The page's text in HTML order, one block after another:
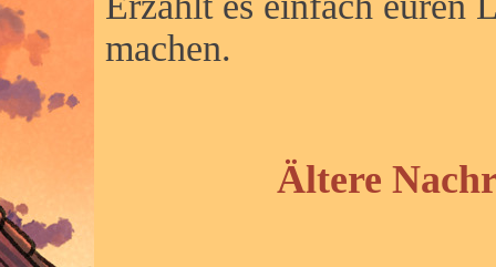
machen.
Ältere